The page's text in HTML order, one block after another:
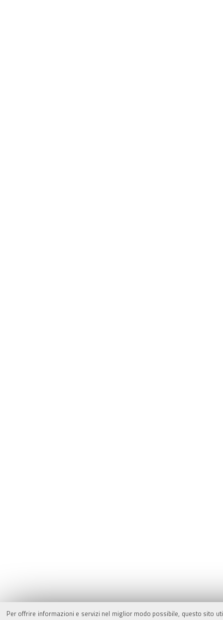
Per offrire informazioni e servizi nel miglior modo possibile, questo sito